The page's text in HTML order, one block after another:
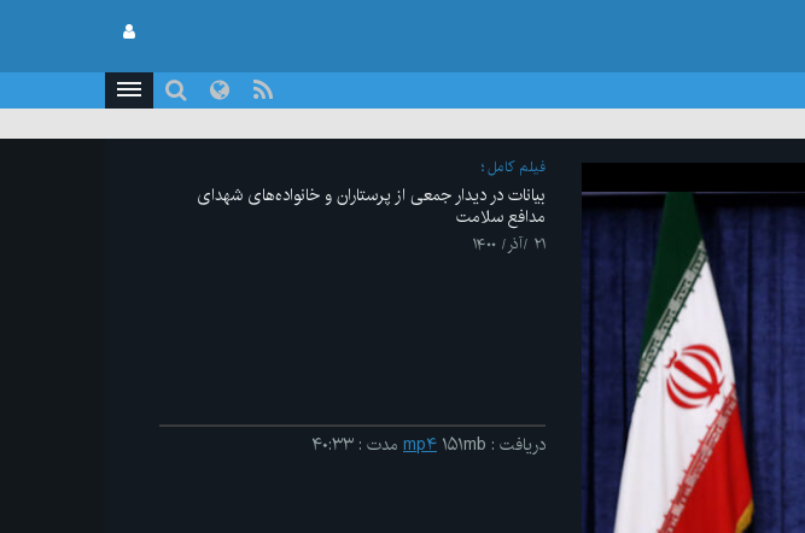
فیلم کامل
بیانات در دیدار جمعی از پرستاران و خانواده‌های شهدای
مدافع سلامت
۲۱ /آذر/ ۱۴۰۰
دریافت : mp۴ ۱۵۱mb مدت : ۴۰:۳۳